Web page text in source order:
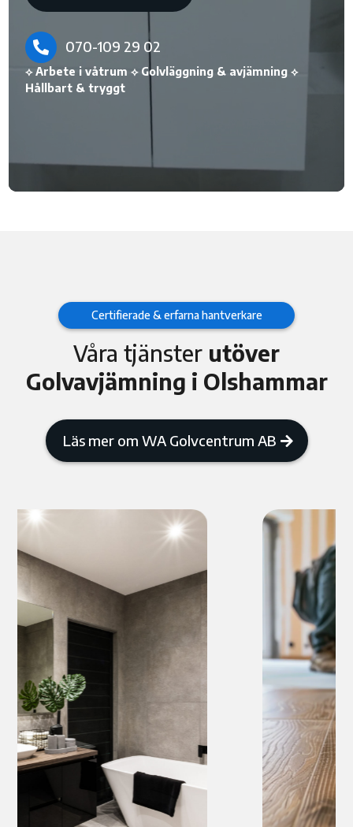
 070-109 29 02
⟡ Arbete i våtrum ⟡ Golvläggning & avjämning ⟡
Hållbart & tryggt
Certifierade & erfarna hantverkare
Våra tjänster utöver
Golvavjämning i Olshammar
Läs mer om WA Golvcentrum AB